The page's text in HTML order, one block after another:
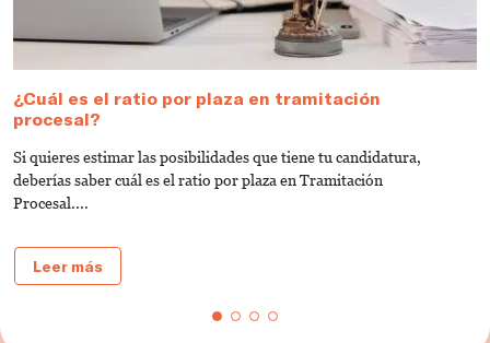
¿Cuál es el ratio por plaza en tramitación
procesal?
Si quieres estimar las posibilidades que tiene tu candidatura,
deberías saber cuál es el ratio por plaza en Tramitación
Procesal....
Leer más